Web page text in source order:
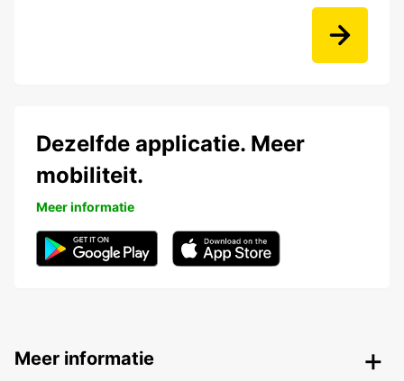
Dezelfde applicatie. Meer
mobiliteit.
Meer informatie
Meer informatie